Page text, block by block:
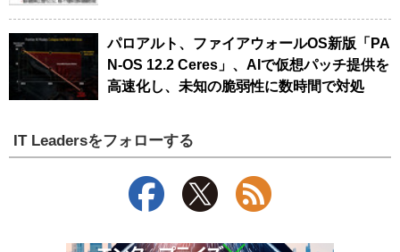
パロアルト、ファイアウォールOS新版「PA
N-OS 12.2 Ceres」、AIで仮想パッチ提供を
高速化し、未知の脆弱性に数時間で対処
IT Leadersをフォローする